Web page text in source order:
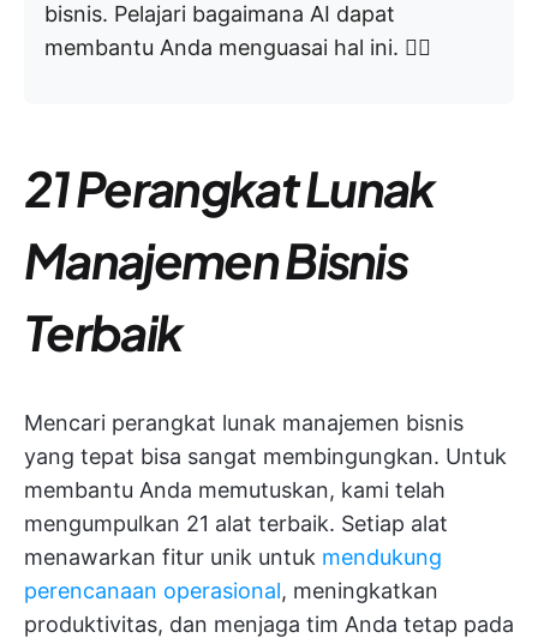
bisnis. Pelajari bagaimana AI dapat
membantu Anda menguasai hal ini. 👇🏼
21 Perangkat Lunak
Manajemen Bisnis
Terbaik
Mencari perangkat lunak manajemen bisnis
yang tepat bisa sangat membingungkan. Untuk
membantu Anda memutuskan, kami telah
mengumpulkan 21 alat terbaik. Setiap alat
menawarkan fitur unik untuk mendukung
perencanaan operasional, meningkatkan
produktivitas, dan menjaga tim Anda tetap pada